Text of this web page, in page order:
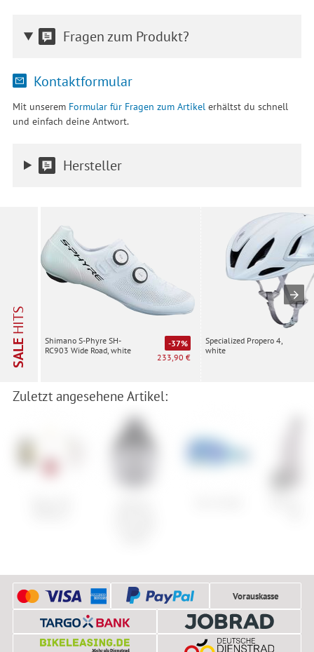
Fragen zum Produkt?
Kontaktformular
Mit unserem Formular für Fragen zum Artikelerhältst du schnell
und einfach deine Antwort.
Hersteller
SALE
HITS
Shimano S-Phyre SH-
RC903 Wide Road, white
-37%
233,90 €
Specialized Propero 4,
white
Zuletzt angesehene Artikel:
Vorauskasse